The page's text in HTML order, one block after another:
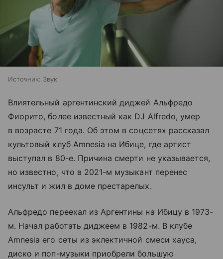
Источник: Звук
Влиятельный аргентинский диджей Альфредо
Фиорито, более известный как DJ Alfredo, умер
в возрасте 71 года. Об этом в соцсетях рассказал
культовый клуб Amnesia на Ибице, где артист
выступал в 80-е. Причина смерти не указывается,
но известно, что в 2021-м музыкант перенес
инсульт и жил в доме престарелых.
Альфредо переехал из Аргентины на Ибицу в 1973-
м. Начал работать диджеем в 1982-м. В клубе
Amnesia его сеты из эклектичной смеси хауса,
диско и поп-музыки приобрели большую